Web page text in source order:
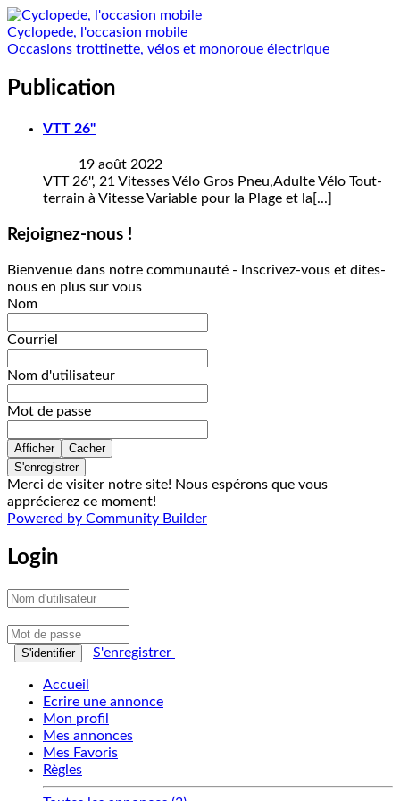
Cyclopede, l'occasion mobile
Occasions trottinette, vélos et monoroue électrique
Publication
VTT 26"
19 août 2022
VTT 26'', 21 Vitesses Vélo Gros Pneu,Adulte Vélo Tout-
terrain à Vitesse Variable pour la Plage et la[...]
Rejoignez-nous !
Bienvenue dans notre communauté - Inscrivez-vous et dites-
nous en plus sur vous
Nom
Courriel
Nom d'utilisateur
Mot de passe
Afficher
Cacher
S'enregistrer
Merci de visiter notre site! Nous espérons que vous
apprécierez ce moment!
Powered by Community Builder
Login
S'identifier S'enregistrer
Accueil
Ecrire une annonce
Mon profil
Mes annonces
Mes Favoris
Règles